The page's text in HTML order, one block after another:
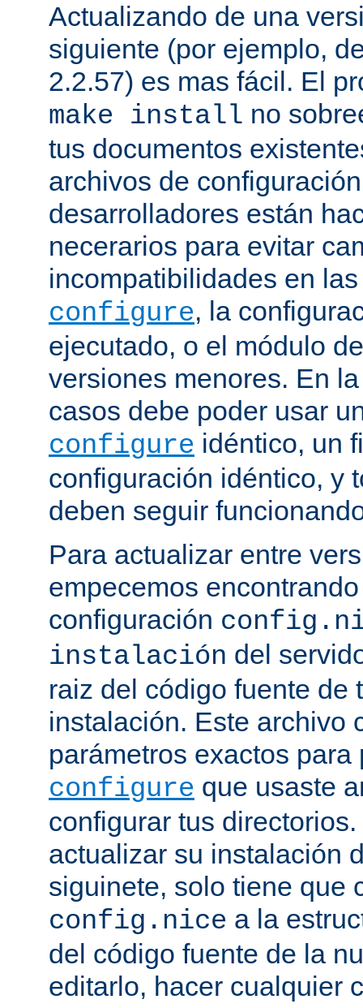
Actualizando de una
siguiente (por ejemplo,
2.2.57) es mas fácil. El
make install no
tus documentos
archivos de
desarrolladores están
necerarios para evitar
incompatibilidades en
configure, la
ejecutado, o el módulo
versiones menores. En
casos debe poder usar
configure idéntico, un
configuración idéntico, y
deben seguir
Para actualizar entre
empecemos
configuración
instalación del
raiz del código fuente de
instalación. Este archivo
parámetros exactos para
configure que usaste
configurar tus
actualizar su instalación
siguinete, solo tiene que
config.nice a la
del código fuente de la
editarlo, hacer cualquier